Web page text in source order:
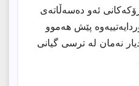
ئەو دەسەڵاتەی
پێش هەموو
نەمان لە ترسی گیانی